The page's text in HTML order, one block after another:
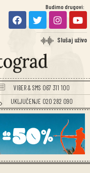
Budimo drugovi:
Slušaj uživo
VIBER & SMS 067 311 100
UKLJUČENJE 020 282 090